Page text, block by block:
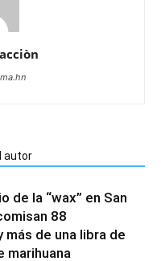
autor
de la “wax” en San
88
más de una libra de
marihuana